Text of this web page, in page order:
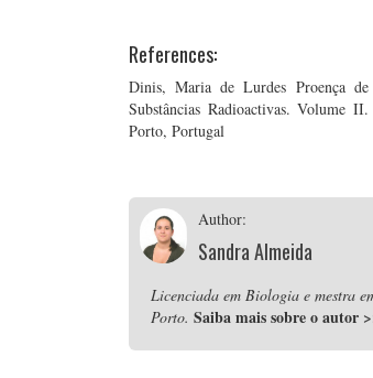
References:
Dinis, Maria de Lurdes Proença
Substâncias Radioactivas. Volume
Porto, Portugal
Author:
Sandra Almeida
Licenciada em Biologia e mestra
Porto. Saiba mais sobre o autor